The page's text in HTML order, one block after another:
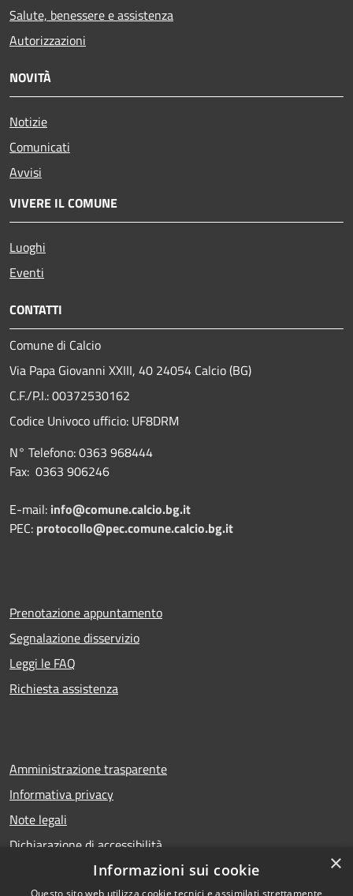
Salute, benessere e assistenza
Autorizzazioni
NOVITÀ
Notizie
Comunicati
Avvisi
VIVERE IL COMUNE
Luoghi
Eventi
CONTATTI
Comune di Calcio
Via Papa Giovanni XXIII, 40 24054 Calcio (BG)
C.F./P.I.: 00372530162
Codice Univoco ufficio: UF8DRM
N° Telefono: 0363 968444
Fax: 0363 906246
E-mail: info@comune.calcio.bg.it
PEC: protocollo@pec.comune.calcio.bg.it
Prenotazione appuntamento
Segnalazione disservizio
Leggi le FAQ
Richiesta assistenza
Amministrazione trasparente
Informativa privacy
Note legali
Dichiarazione di accessibilità
×
Informazioni sui cookie
Questo sito web utilizza cookie tecnici e assimilati strettamente